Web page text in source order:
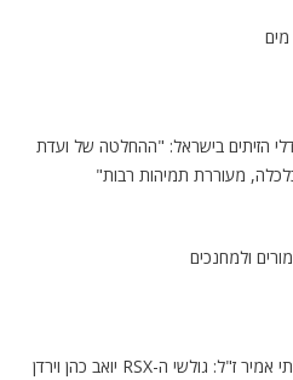
מים
הזיתים בישראל: "ההחלטה של ועדת
מעוררת תמיהות רבות"
ולמחנכים
גביע קסריה ע"ש איתי אמיר ז"ל: גולשי ה-RSX יואב כהן וירדן